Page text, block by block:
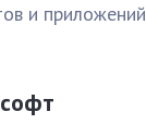
и приложений